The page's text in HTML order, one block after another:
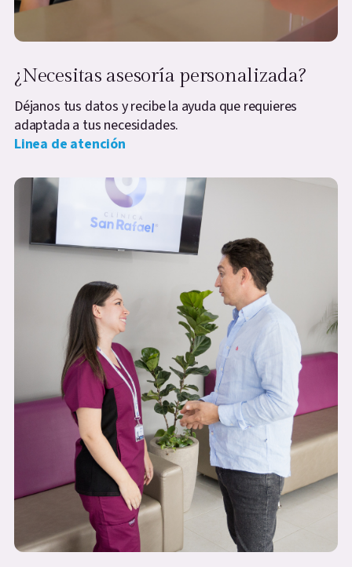
¿Necesitas asesoría personalizada?
Déjanos tus datos y recibe la ayuda que requieres
adaptada a tus necesidades.
Linea de atención